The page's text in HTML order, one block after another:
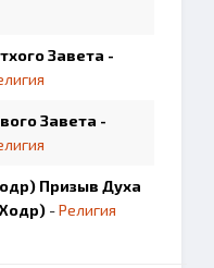
Завета -
Завета -
Призыв Духа
-Религия